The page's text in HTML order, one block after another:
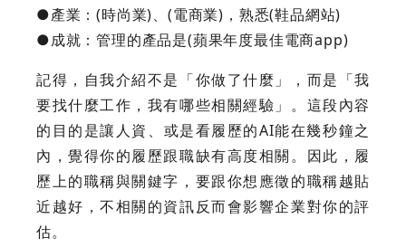
●產業：(時尚業)、(電商業)，熟悉(鞋品網站)
●成就：管理的產品是(蘋果年度最佳電商app)
記得，自我介紹不是「你做了什麼」，而是「我
要找什麼工作，我有哪些相關經驗」。這段內容
的目的是讓人資、或是看履歷的AI能在幾秒鐘之
內，覺得你的履歷跟職缺有高度相關。因此，履
歷上的職稱與關鍵字，要跟你想應徵的職稱越貼
近越好，不相關的資訊反而會影響企業對你的評
估。